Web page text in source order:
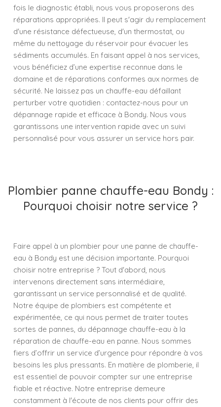
fois le diagnostic établi, nous vous proposerons des
réparations appropriées. Il peut s'agir du remplacement
d'une résistance défectueuse, d'un thermostat, ou
même du nettoyage du réservoir pour évacuer les
sédiments accumulés. En faisant appel à nos services,
vous bénéficiez d’une expertise reconnue dans le
domaine et de réparations conformes aux normes de
sécurité. Ne laissez pas un chauffe-eau défaillant
perturber votre quotidien : contactez-nous pour un
dépannage rapide et efficace à Bondy. Nous vous
garantissons une intervention rapide avec un suivi
personnalisé pour vous assurer un service hors pair.
Plombier panne chauffe-eau Bondy :
Pourquoi choisir notre service ?
Faire appel à un plombier pour une panne de chauffe-
eau à Bondy est une décision importante. Pourquoi
choisir notre entreprise ? Tout d'abord, nous
intervenons directement sans intermédiaire,
garantissant un service personnalisé et de qualité.
Notre équipe de plombiers est compétente et
expérimentée, ce qui nous permet de traiter toutes
sortes de pannes, du dépannage chauffe-eau à la
réparation de chauffe-eau en panne. Nous sommes
fiers d’offrir un service d’urgence pour répondre à vos
besoins les plus pressants. En matière de plomberie, il
est essentiel de pouvoir compter sur une entreprise
fiable et réactive. Notre entreprise demeure
constamment à l'écoute de nos clients pour offrir des